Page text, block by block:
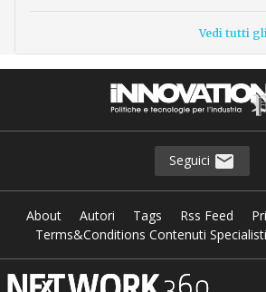
Vedi tutti
Seguici
About Autori Tags Rss Feed
Terms&Conditions Contenuti